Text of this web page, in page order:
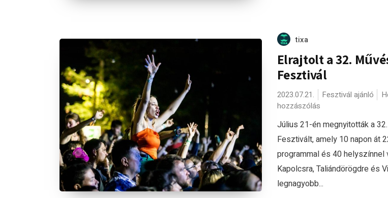
tixa
Elrajtolt a 32.
Fesztivál
2023.07.21. Fesztivál ajánló
hozzászólás
Július 21-én megnyitották a
Fesztivált, amely 10 napon át
programmal és 40
Kapolcsra, Taliándörögdre és
legnagyobb...